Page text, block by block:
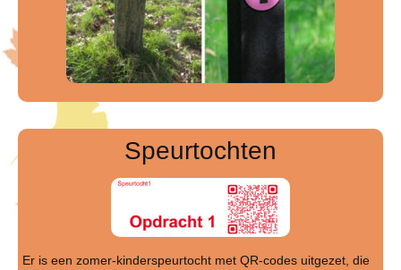
Speurtochten
Er is een zomer-kinderspeurtocht met QR-codes uitgezet, die